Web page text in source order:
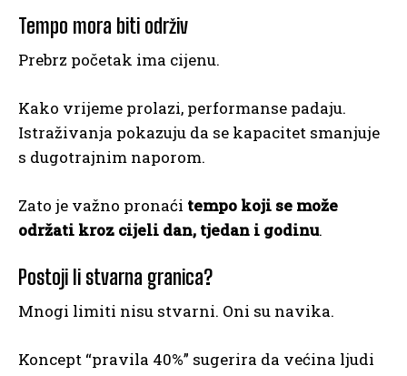
Tempo mora biti održiv
Prebrz početak ima cijenu.
Kako vrijeme prolazi, performanse padaju.
Istraživanja pokazuju da se kapacitet smanjuje
s dugotrajnim naporom.
Zato je važno pronaći tempo koji se može
održati kroz cijeli dan, tjedan i godinu.
Postoji li stvarna granica?
Mnogi limiti nisu stvarni. Oni su navika.
Koncept “pravila 40%” sugerira da većina ljudi